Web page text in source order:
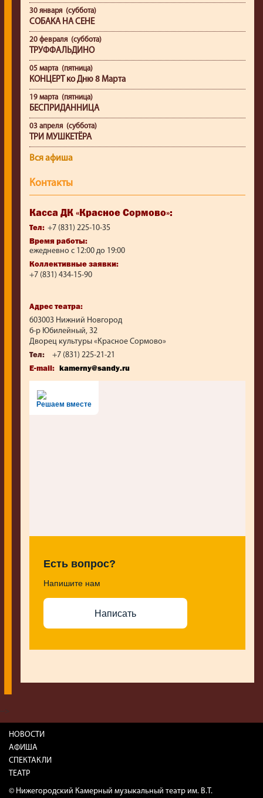
30 января (суббота)
СОБАКА НА СЕНЕ
20 февраля (суббота)
ТРУФФАЛЬДИНО
05 марта (пятница)
КОНЦЕРТ ко Дню 8 Марта
19 марта (пятница)
БЕСПРИДАННИЦА
03 апреля (суббота)
ТРИ МУШКЕТЁРА
Вся афиша
Контакты
Касса ДК «Красное Сормово»:
Тел: +7 (831) 225-10-35
Время работы:
ежедневно с 12:00 до 19:00
Коллективные заявки:
+7 (831) 434-15-90
Адрес театра:
603003 Нижний Новгород
б-р Юбилейный, 32
Дворец культуры «Красное Сормово»
Тел: +7 (831) 225-21-21
E-mail: kamerny@sandy.ru
Решаем вместе
Есть вопрос?
Напишите нам
Написать
-->
НОВОСТИ
АФИША
СПЕКТАКЛИ
ТЕАТР
© Нижегородский Камерный музыкальный театр им. В.Т.